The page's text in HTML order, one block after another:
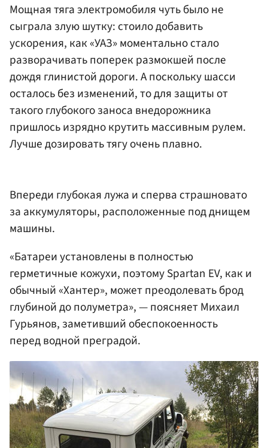
Мощная тяга электромобиля чуть было не
сыграла злую шутку: стоило добавить
ускорения, как «УАЗ» моментально стало
разворачивать поперек размокшей после
дождя глинистой дороги. А поскольку шасси
осталось без изменений, то для защиты от
такого глубокого заноса внедорожника
пришлось изрядно крутить массивным рулем.
Лучше дозировать тягу очень плавно.
Впереди глубокая лужа и сперва страшновато
за аккумуляторы, расположенные под днищем
машины.
«Батареи установлены в полностью
герметичные кожухи, поэтому Spartan EV, как и
обычный «Хантер», может преодолевать брод
глубиной до полуметра», — поясняет Михаил
Гурьянов, заметивший обеспокоенность
перед водной преградой.